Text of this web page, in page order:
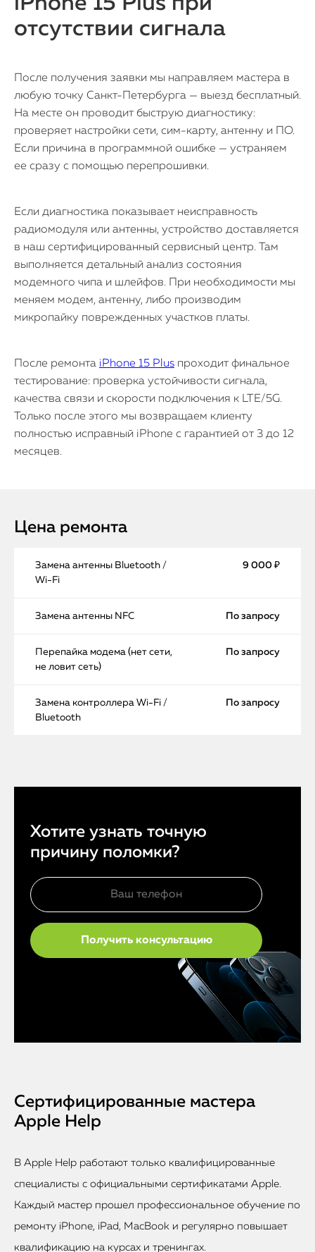
отсутствии сигнала
После получения заявки мы направляем мастера в
любую точку Санкт-Петербурга — выезд бесплатный.
На месте он проводит быструю диагностику:
проверяет настройки сети, сим-карту, антенну и ПО.
Если причина в программной ошибке — устраняем
ее сразу с помощью перепрошивки.
Если диагностика показывает неисправность
радиомодуля или антенны, устройство доставляется
в наш сертифицированный сервисный центр. Там
выполняется детальный анализ состояния
модемного чипа и шлейфов. При необходимости мы
меняем модем, антенну, либо производим
микропайку поврежденных участков платы.
После ремонта iPhone 15 Plus проходит финальное
тестирование: проверка устойчивости сигнала,
качества связи и скорости подключения к LTE/5G.
Только после этого мы возвращаем клиенту
полностью исправный iPhone с гарантией от 3 до 12
месяцев.
Цена ремонта
Замена антенны Bluetooth /
Wi-Fi
9 000 ₽
Замена антенны NFC По запросу
Перепайка модема (нет сети,
не ловит сеть)
По запросу
Замена контроллера Wi-Fi /
Bluetooth
По запросу
Хотите узнать точную
причину поломки?
Сертифицированные мастера
Apple Help
В Apple Help работают только квалифицированные
специалисты с официальными сертификатами Apple.
Каждый мастер прошел профессиональное обучение по
ремонту iPhone, iPad, MacBook и регулярно повышает
квалификацию на курсах и тренингах.